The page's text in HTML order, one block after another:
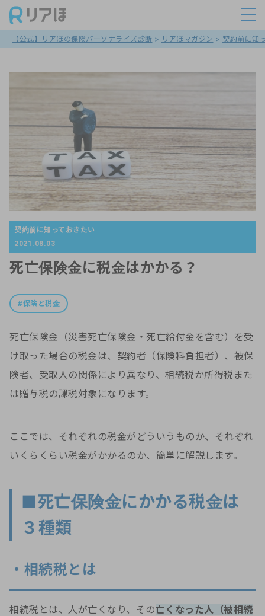
【公式】リアほの保険パーソナライズ診断 > リアほマガジン > 契約前に知
契約前に知っておきたい
2021.08.03
死亡保険金に税金はかかる？
保険と税金
死亡保険金（災害死亡保険金・死亡給付金を含む）を受
け取った場合の税金は、契約者（保険料負担者）、被保
険者、受取人の関係により異なり、相続税か所得税また
は贈与税の課税対象になります。
ここでは、それぞれの税金がどういうものか、それぞれ
いくらくらい税金がかかるのか、簡単に解説します。
■死亡保険金にかかる税金は
３種類
・相続税とは
相続税とは、人が亡くなり、その亡くなった人（被相続